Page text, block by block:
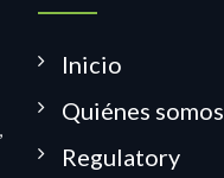
Inicio
Quiénes somos
Regulatory